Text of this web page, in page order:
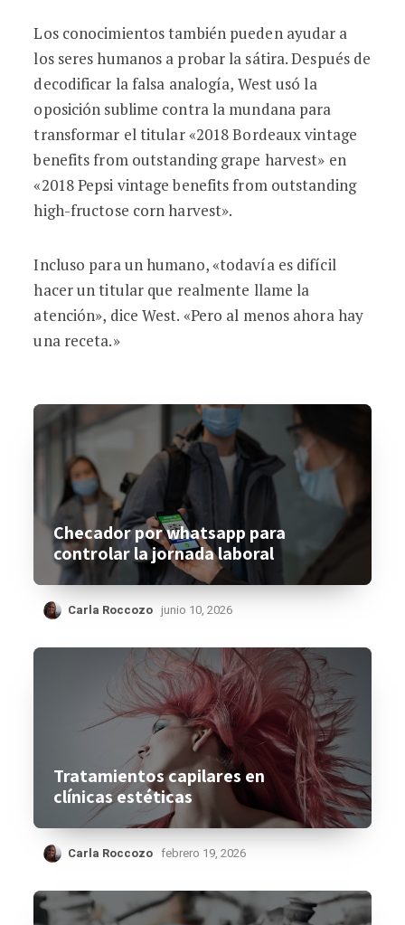
Los conocimientos también pueden ayudar a
los seres humanos a probar la sátira. Después de
decodificar la falsa analogía, West usó la
oposición sublime contra la mundana para
transformar el titular «2018 Bordeaux vintage
benefits from outstanding grape harvest» en
«2018 Pepsi vintage benefits from outstanding
high-fructose corn harvest».
Incluso para un humano, «todavía es difícil
hacer un titular que realmente llame la
atención», dice West. «Pero al menos ahora hay
una receta.»
Checador por whatsapp para
controlar la jornada laboral
Carla Roccozo junio 10, 2026
Tratamientos capilares en
clínicas estéticas
Carla Roccozo febrero 19, 2026